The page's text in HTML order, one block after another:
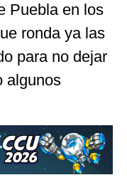
Puebla en los
ronda ya las
para no dejar
algunos